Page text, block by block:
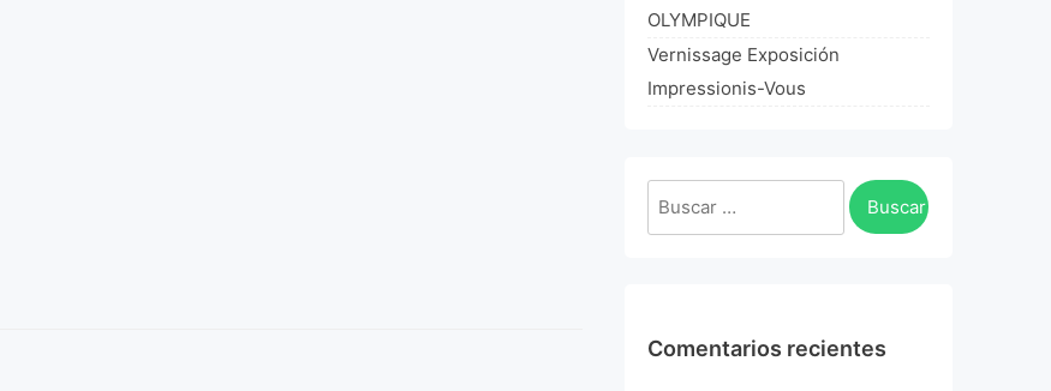
OLYMPIQUE
Vernissage Exposición
Impressionis-Vous
Buscar:
Comentarios recientes